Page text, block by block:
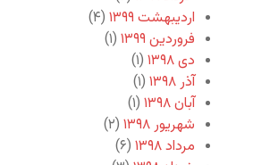
اردیبهشت ۱۳۹۹
(۴)
فروردین ۱۳۹۹
(۱)
دی ۱۳۹۸
(۱)
آذر ۱۳۹۸
(۱)
آبان ۱۳۹۸
(۱)
شهریور ۱۳۹۸
(۲)
مرداد ۱۳۹۸
(۶)